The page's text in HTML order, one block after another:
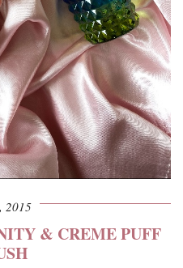
2015
& CREME PUFF